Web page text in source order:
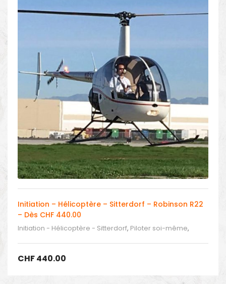
Initiation – Hélicoptère – Sitterdorf – Robinson R22
– Dès CHF 440.00
Initiation - Hélicoptère - Sitterdorf, Piloter soi-même,
CHF440.00